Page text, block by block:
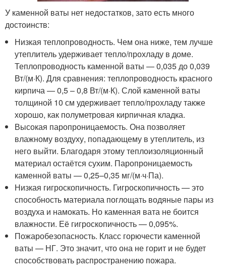
У каменной ваты нет недостатков, зато есть много
достоинств:
Низкая теплопроводность. Чем она ниже, тем лучше
утеплитель удерживает тепло/прохладу в доме.
Теплопроводность каменной ваты — 0,035 до 0,039
Вт/(м·К). Для сравнения: теплопроводность красного
кирпича — 0,5 – 0,8 Вт/(м·К). Слой каменной ваты
толщиной 10 см удерживает тепло/прохладу также
хорошо, как полуметровая кирпичная кладка.
Высокая паропроницаемость. Она позволяет
влажному воздуху, попадающему в утеплитель, из
него выйти. Благодаря этому теплоизоляционный
материал остаётся сухим. Паропроницаемость
каменной ваты — 0,25–0,35 мг/(м·ч·Па).
Низкая гигроскопичность. Гигроскопичность — это
способность материала поглощать водяные пары из
воздуха и намокать. Но каменная вата не боится
влажности. Её гигроскопичность — 0,095%.
Пожаробезопасность. Класс горючести каменной
ваты — НГ. Это значит, что она не горит и не будет
способствовать распространению пожара.